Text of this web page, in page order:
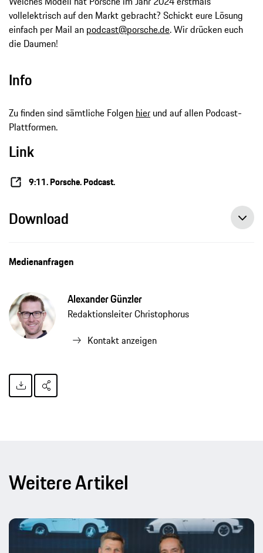
vollelektrisch auf den Markt gebracht? Schickt eure Lösung
einfach per Mail an podcast@porsche.de. Wir drücken euch
die Daumen!
Info
Zu finden sind sämtliche Folgen hier und auf allen Podcast-
Plattformen.
Link
9:11. Porsche. Podcast.
Download
Medienanfragen
Alexander Günzler
Redaktionsleiter Christophorus
Kontakt anzeigen
Weitere Artikel